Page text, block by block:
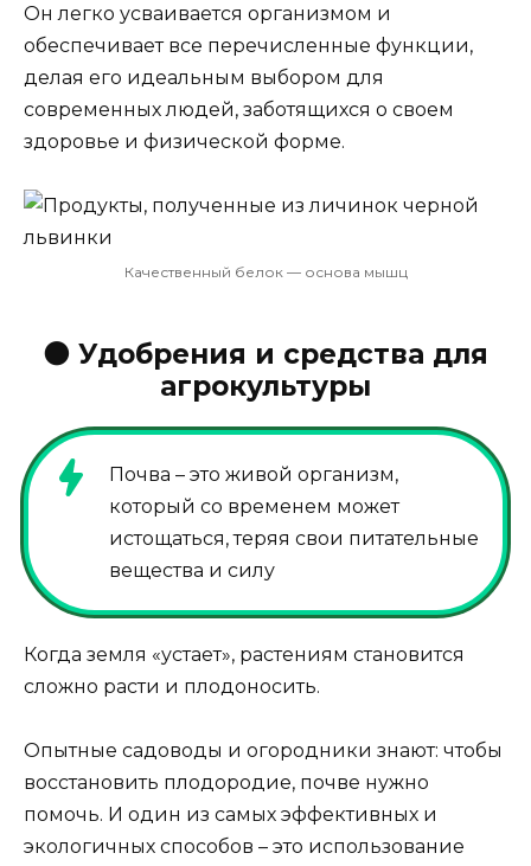
Он легко усваивается организмом и
обеспечивает все перечисленные функции,
делая его идеальным выбором для
современных людей, заботящихся о своем
здоровье и физической форме.
Качественный белок — основа мышц
🟤 Удобрения и средства для
агрокультуры
Почва – это живой организм,
который со временем может
истощаться, теряя свои питательные
вещества и силу
Когда земля «устает», растениям становится
сложно расти и плодоносить.
Опытные садоводы и огородники знают: чтобы
восстановить плодородие, почве нужно
помочь. И один из самых эффективных и
экологичных способов – это использование